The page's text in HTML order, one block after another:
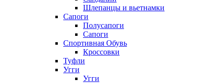
Шлепанцы и вьетнамки
Сапоги
Полусапоги
Сапоги
Спортивная Обувь
Кроссовки
Туфли
Угги
Угги